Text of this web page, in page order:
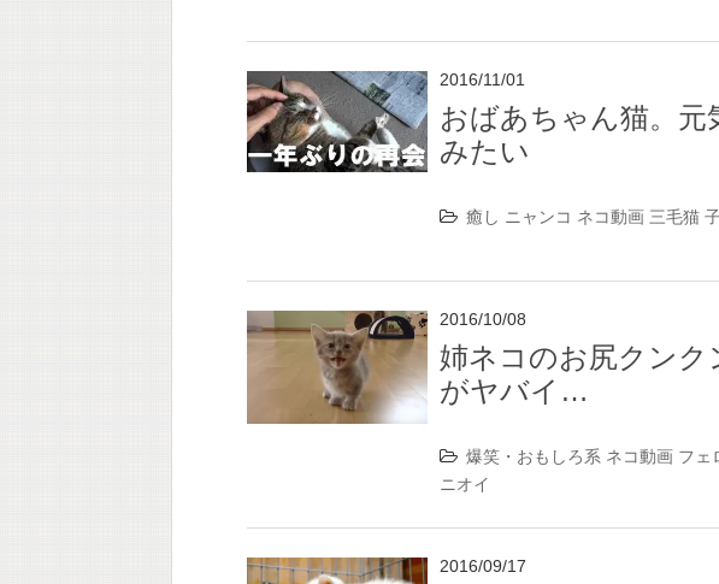
2016/11/01
おばあちゃん猫。元
みたい
癒し ニャンコ ネコ動画 三毛猫
2016/10/08
姉ネコのお尻クンク
がヤバイ…
爆笑・おもしろ系 ネコ動画 フェ
ニオイ
2016/09/17